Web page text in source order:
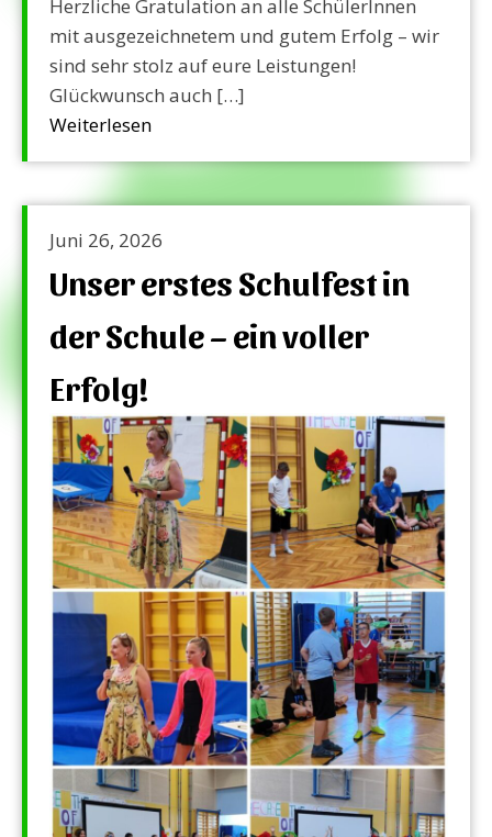
Herzliche Gratulation an alle SchülerInnen
mit ausgezeichnetem und gutem Erfolg – wir
sind sehr stolz auf eure Leistungen!
Glückwunsch auch […]
Weiterlesen
Juni 26, 2026
Unser erstes Schulfest in
der Schule – ein voller
Erfolg!